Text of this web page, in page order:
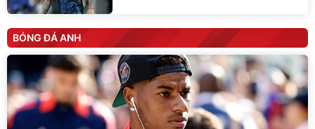
BÓNG ĐÁ ANH